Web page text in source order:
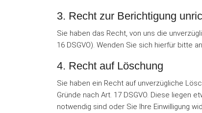
3. Recht zur Berichtigung
Sie haben das Recht, von uns die
16 DSGVO). Wenden Sie sich hierfür bitte
4. Recht auf Löschung
Sie haben ein Recht auf unverzügliche
Gründe nach Art. 17 DSGVO. Diese liegen
notwendig sind oder Sie Ihre Einwilligung